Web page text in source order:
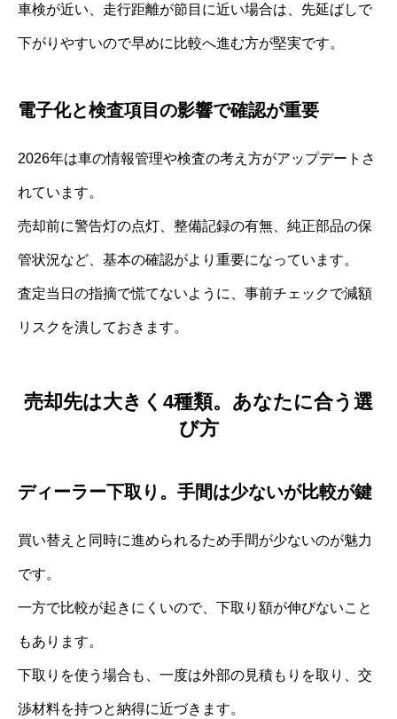
車検が近い、走行距離が節目に近い場合は、先延ばしで
下がりやすいので早めに比較へ進む方が堅実です。
電子化と検査項目の影響で確認が重要
2026年は車の情報管理や検査の考え方がアップデートさ
れています。
売却前に警告灯の点灯、整備記録の有無、純正部品の保
管状況など、基本の確認がより重要になっています。
査定当日の指摘で慌てないように、事前チェックで減額
リスクを潰しておきます。
売却先は大きく4種類。あなたに合う選
び方
ディーラー下取り。手間は少ないが比較が鍵
買い替えと同時に進められるため手間が少ないのが魅力
です。
一方で比較が起きにくいので、下取り額が伸びないこと
もあります。
下取りを使う場合も、一度は外部の見積もりを取り、交
渉材料を持つと納得に近づきます。